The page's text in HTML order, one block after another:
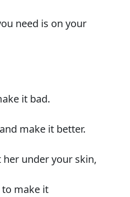
need is on your
it bad.
make it better.
under your skin,
make it